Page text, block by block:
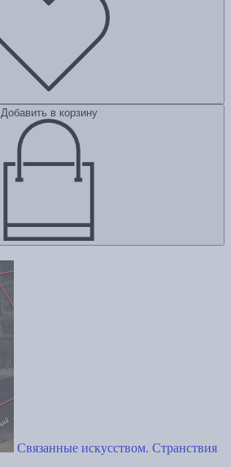
Добавить в корзину
Связанные искусством. Странствия